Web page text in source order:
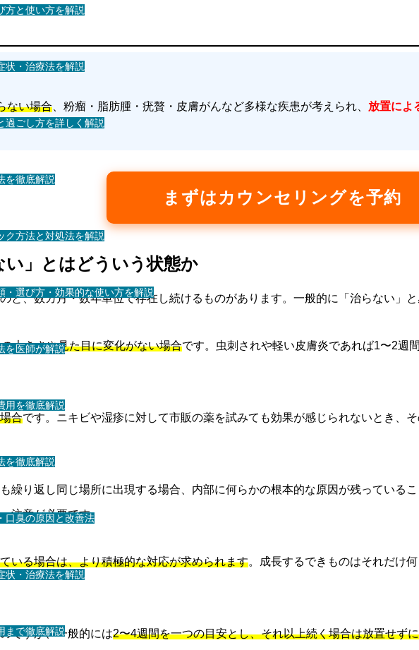
方と使い方を解説
状・治療法を解説
過ごし方を詳しく解説
を徹底解説
ク方法と対処法を解説
選び方・効果的な使い方を解説
を医師が解説
用を徹底解説
を徹底解説
口臭の原因と改善法
状・治療法を解説
まで徹底解説
ない場合 、粉瘤・脂肪腫・疣贅・皮膚がんなど多様な疾患が考えられ、 放置によ
まずはカウンセリングを予約
」とはどういう状態か
と、数カ月・数年単位で存在し続けるものがあります。一般的に「治らない」
大きさや見た目に変化がない場合です。虫刺されや軽い皮膚炎であれば1〜2週
合です。ニキビや湿疹に対して市販の薬を試みても効果が感じられないとき、
繰り返し同じ場所に出現する場合、内部に何らかの根本的な原因が残っている
注意が必要です。
いる場合は、より積極的な対応が求められます。成長するできものはそれだけ
ですが、一般的には2〜4週間を一つの目安とし、それ以上続く場合は放置せず